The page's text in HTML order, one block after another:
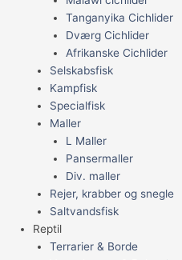
Tanganyika Cichlider
Dværg Cichlider
Afrikanske Cichlider
Selskabsfisk
Kampfisk
Specialfisk
Maller
L Maller
Pansermaller
Div. maller
Rejer, krabber og snegle
Saltvandsfisk
Reptil
Terrarier & Borde